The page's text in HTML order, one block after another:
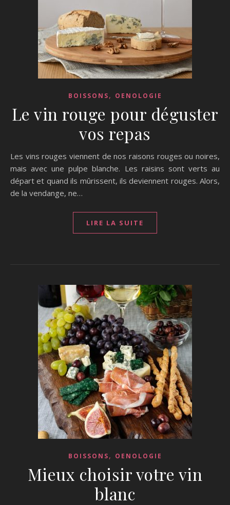
BOISSONS, OENOLOGIE
Le vin rouge pour déguster
vos repas
Les vins rouges viennent de nos raisons rouges ou noires,
mais avec une pulpe blanche. Les raisins sont verts au
départ et quand ils mûrissent, ils deviennent rouges. Alors,
de la vendange, ne…
LIRE LA SUITE
BOISSONS, OENOLOGIE
Mieux choisir votre vin
blanc